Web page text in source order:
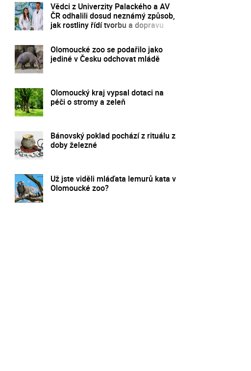
Vědci z Univerzity Palackého a AV
ČR odhalili dosud neznámý způsob,
jak rostliny řídí tvorbu a dopravu
Olomoucké zoo se podařilo jako
jediné v Česku odchovat mládě
Olomoucký kraj vypsal dotaci na
péči o stromy a zeleň
Bánovský poklad pochází z rituálu z
doby železné
Už jste viděli mláďata lemurů kata v
Olomoucké zoo?